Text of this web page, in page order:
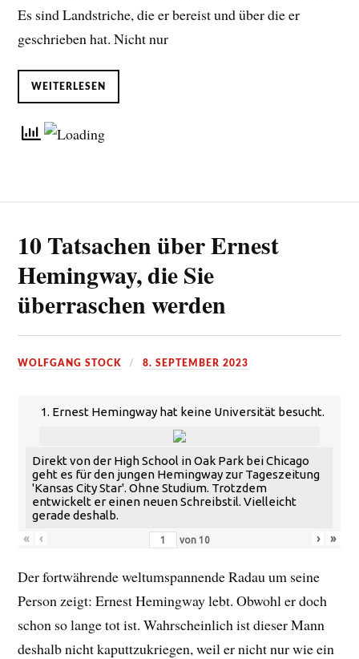
Es sind Landstriche, die er bereist und über die er
geschrieben hat. Nicht nur
WEITERLESEN
10 Tatsachen über Ernest
Hemingway, die Sie
überraschen werden
WOLFGANG STOCK 8. SEPTEMBER 2023
1. Ernest Hemingway hat keine Universität besucht.
Direkt von der High School in Oak Park bei Chicago
geht es für den jungen Hemingway zur Tageszeitung
'Kansas City Star'. Ohne Studium. Trotzdem
entwickelt er einen neuen Schreibstil. Vielleicht
gerade deshalb.
«
‹ von 10 › »
Der fortwährende weltumspannende Radau um seine
Person zeigt: Ernest Hemingway lebt. Obwohl er doch
schon so lange tot ist. Wahrscheinlich ist dieser Mann
deshalb nicht kaputtzukriegen, weil er nicht nur wie ein